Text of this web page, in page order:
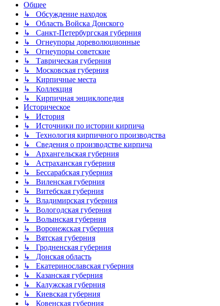
Общее
↳ Обсуждение находок
↳ Область Войска Донского
↳ Санкт-Петербургская губерния
↳ Огнеупоры дореволюционные
↳ Огнеупоры советские
↳ Таврическая губерния
↳ Московская губерния
↳ Кирпичные места
↳ Коллекция
↳ Кирпичная энциклопедия
Историческое
↳ История
↳ Источники по истории кирпича
↳ Технология кирпичного производства
↳ Сведения о производстве кирпича
↳ Архангельская губерния
↳ Астраханская губерния
↳ Бессарабская губерния
↳ Виленская губерния
↳ Витебская губерния
↳ Владимирская губерния
↳ Вологодская губерния
↳ Волынская губерния
↳ Воронежская губерния
↳ Вятская губерния
↳ Гродненская губерния
↳ Донская область
↳ Екатеринославская губерния
↳ Казанская губерния
↳ Калужская губерния
↳ Киевская губерния
↳ Ковенская губерния